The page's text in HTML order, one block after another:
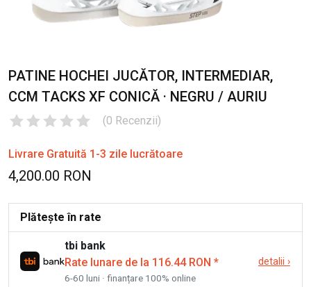
PATINE HOCHEI JUCĂTOR, INTERMEDIAR,
CCM TACKS XF CONICĂ · NEGRU / AURIU
(0 Recenzii)
Livrare Gratuită 1-3 zile lucrătoare
4,200.00 RON
Plătește în rate
tbi bank
Rate lunare de la 116.44 RON *
6-60 luni · finanțare 100% online
detalii ›